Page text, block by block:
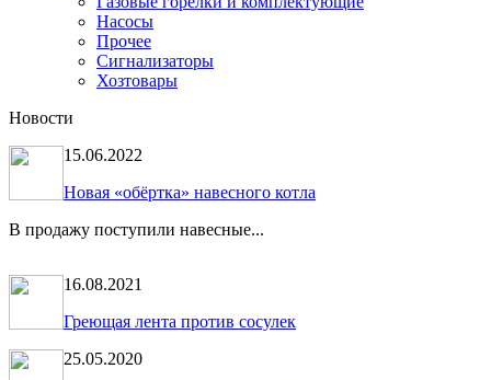
Насосы
Прочее
Сигнализаторы
Хозтовары
Новости
15.06.2022
Новая «обёртка» навесного котла
В продажу поступили навесные...
16.08.2021
Греющая лента против сосулек
25.05.2020